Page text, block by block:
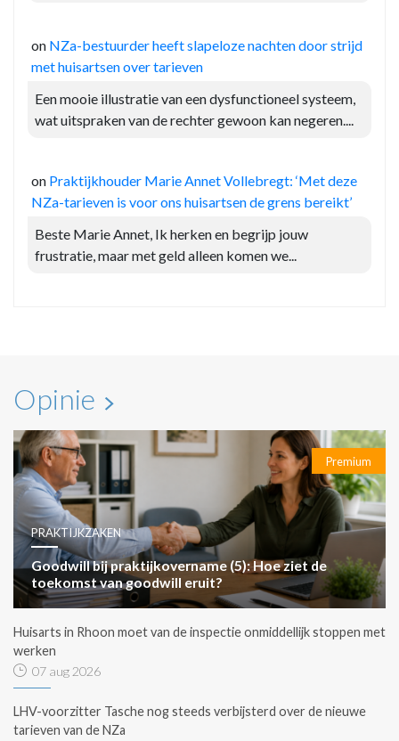
on NZa-bestuurder heeft slapeloze nachten door strijd
met huisartsen over tarieven
Een mooie illustratie van een dysfunctioneel systeem,
wat uitspraken van de rechter gewoon kan negeren....
on Praktijkhouder Marie Annet Vollebregt: ‘Met deze
NZa-tarieven is voor ons huisartsen de grens bereikt’
Beste Marie Annet, Ik herken en begrijp jouw
frustratie, maar met geld alleen komen we...
Opinie
Premium
PRAKTIJKZAKEN
Goodwill bij praktijkovername (5): Hoe ziet de
toekomst van goodwill eruit?
Huisarts in Rhoon moet van de inspectie onmiddellijk stoppen met
werken
07 aug 2026
LHV-voorzitter Tasche nog steeds verbijsterd over de nieuwe
tarieven van de NZa